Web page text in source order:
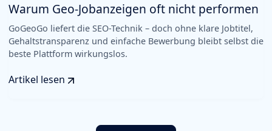
Warum Geo-Jobanzeigen oft nicht performen
GoGeoGo liefert die SEO-Technik – doch ohne klare Jobtitel,
Gehaltstransparenz und einfache Bewerbung bleibt selbst die
beste Plattform wirkungslos.
Artikel lesen